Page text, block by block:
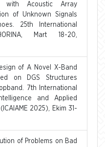
with Acoustic Array
of Unknown Signals
25th International
Mart 18-20,
of A Novel X-Band
on DGS Structures
7th International
and Applied
2025), Ekim 31-
of Problems on Bad